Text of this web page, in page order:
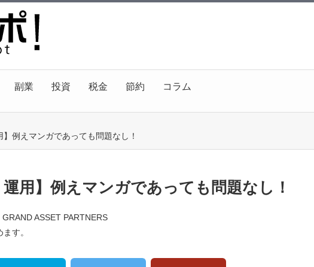
副業 投資 税金 節約 コラム
】例えマンガであっても問題なし！
運用】例えマンガであっても問題なし！
GRAND ASSET PARTNERS
す。